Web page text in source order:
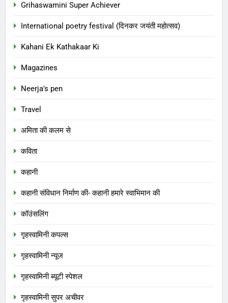
Grihaswamini Super Achiever
International poetry festival (दिनकर जयंती महोत्सव)
Kahani Ek Kathakaar Ki
Magazines
Neerja's pen
Travel
अमिता की कलम से
कविता
कहानी
कहानी संविधान निर्माण की- कहानी हमारे स्वाभिमान की
कॉउंसलिंग
गृहस्वामिनी कपल्स
गृहस्वामिनी न्यूज
गृहस्वामिनी ब्यूटी स्पेशल
गृहस्वामिनी सुपर अचीवर